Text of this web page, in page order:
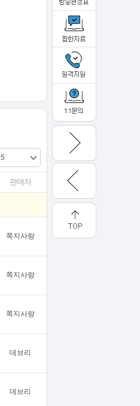
판매자
쪽지사랑
쪽지사랑
쪽지사랑
데브리
데브리